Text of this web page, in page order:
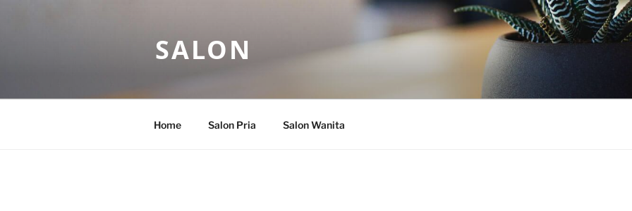
SALON
Home Salon Pria Salon Wanita